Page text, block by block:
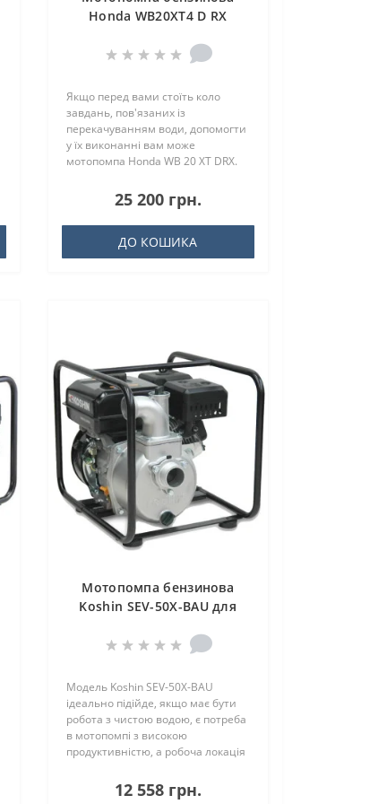
Honda WB20XT4 D RX
Якщо перед вами стоїть коло
завдань, пов'язаних із
перекачуванням води, допомогти
у їх виконанні вам може
мотопомпа Honda WB 20 XT DRX.
25 200 грн.
ДО КОШИКА
Мотопомпа бензинова
Koshin SEV-50X-BAU для
Модель Koshin SEV-50X-BAU
ідеально підійде, якщо має бути
робота з чистою водою, є потреба
в мотопомпі з високою
продуктивністю, а робоча локація
12 558 грн.